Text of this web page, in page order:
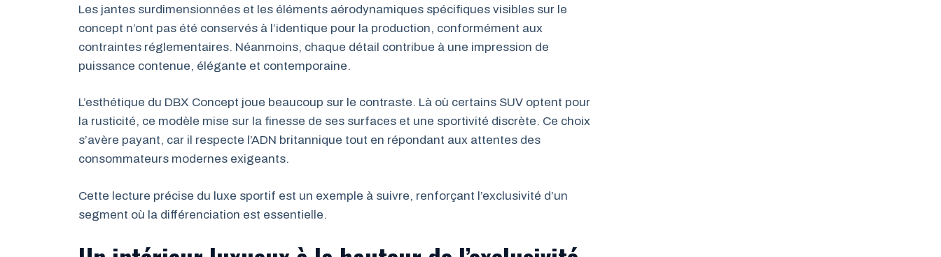
Les jantes surdimensionnées et les éléments aérodynamiques spécifiques visibles sur le
concept n’ont pas été conservés à l’identique pour la production, conformément aux
contraintes réglementaires. Néanmoins, chaque détail contribue à une impression de
puissance contenue, élégante et contemporaine.
L’esthétique du DBX Concept joue beaucoup sur le contraste. Là où certains SUV optent pour
la rusticité, ce modèle mise sur la finesse de ses surfaces et une sportivité discrète. Ce choix
s’avère payant, car il respecte l’ADN britannique tout en répondant aux attentes des
consommateurs modernes exigeants.
Cette lecture précise du luxe sportif est un exemple à suivre, renforçant l’exclusivité d’un
segment où la différenciation est essentielle.